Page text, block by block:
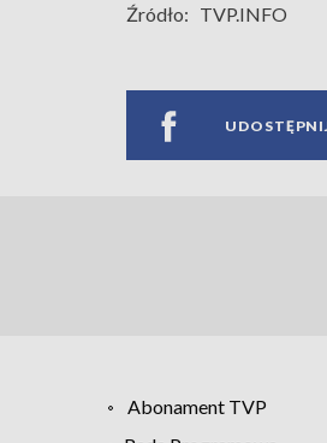
Źródło: TVP.INFO
Abonament TVP